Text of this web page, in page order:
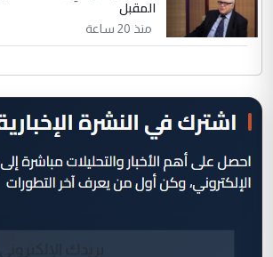
المقبل
منذ 20 ساعة